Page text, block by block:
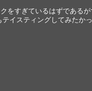
をすぎているはずである
イスティングしてみたか